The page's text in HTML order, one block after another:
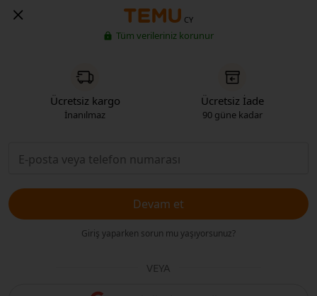
CY
Tüm verileriniz korunur
Ücretsiz kargo
İnanılmaz
Ücretsiz İade
90 güne kadar
Devam et
Giriş yaparken sorun mu yaşıyorsunuz?
VEYA